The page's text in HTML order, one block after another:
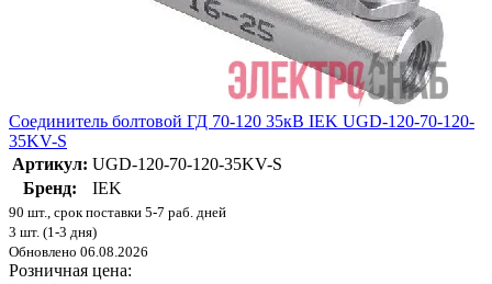
Соединитель болтовой ГД 70-120 35кВ IEK UGD-120-70-120-
35KV-S
Артикул: UGD-120-70-120-35KV-S
Бренд:
IEK
90 шт., срок поставки 5-7 раб. дней
3 шт. (1-3 дня)
Обновлено 06.08.2026
Розничная цена: